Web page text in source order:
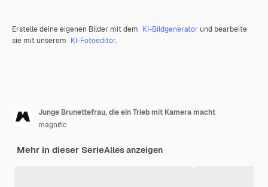
Erstelle deine eigenen Bilder mit dem KI-Bildgenerator und bearbeite
sie mit unserem KI-Fotoeditor.
Junge Brunettefrau, die ein Trieb mit Kamera macht
magnific
Mehr in dieser SerieAlles anzeigen